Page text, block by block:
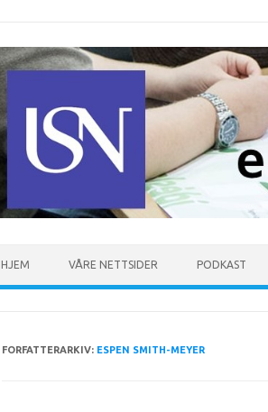
HJEM VÅRE NETTSIDER PODKAST
FORFATTERARKIV: ESPEN SMITH-MEYER